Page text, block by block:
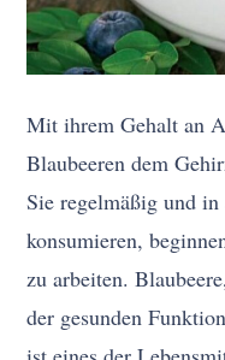
Mit ihrem Gehalt an
Blaubeeren dem
Sie regelmäßig und
konsumieren,
zu arbeiten.
der gesunden